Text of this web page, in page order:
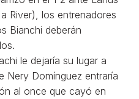
River), los entrenadores
Bianchi deberán
le dejaría su lugar a
Nery Domínguez entraría
al once que cayó en